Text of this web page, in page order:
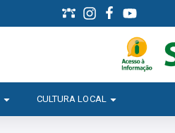
CULTURA LOCAL